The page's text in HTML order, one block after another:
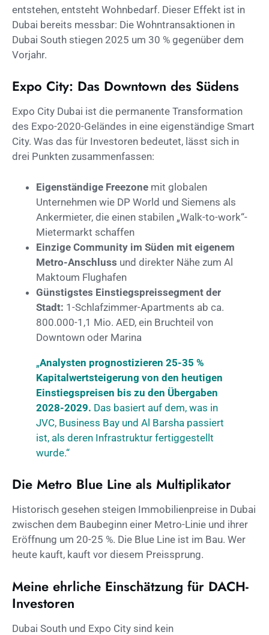
entstehen, entsteht Wohnbedarf. Dieser Effekt ist in
Dubai bereits messbar: Die Wohntransaktionen in
Dubai South stiegen 2025 um 30 % gegenüber dem
Vorjahr.
Expo City: Das Downtown des Südens
Expo City Dubai ist die permanente Transformation
des Expo-2020-Geländes in eine eigenständige Smart
City. Was das für Investoren bedeutet, lässt sich in
drei Punkten zusammenfassen:
Eigenständige Freezone mit globalen
Unternehmen wie DP World und Siemens als
Ankermieter, die einen stabilen „Walk-to-work“-
Mietermarkt schaffen
Einzige Community im Süden mit eigenem
Metro-Anschluss und direkter Nähe zum Al
Maktoum Flughafen
Günstigstes Einstiegspreissegment der
Stadt: 1-Schlafzimmer-Apartments ab ca.
800.000-1,1 Mio. AED, ein Bruchteil von
Downtown oder Marina
„Analysten prognostizieren 25-35 %
Kapitalwertsteigerung von den heutigen
Einstiegspreisen bis zu den Übergaben
2028-2029. Das basiert auf dem, was in
JVC, Business Bay und Al Barsha passiert
ist, als deren Infrastruktur fertiggestellt
wurde.“
Die Metro Blue Line als Multiplikator
Historisch gesehen steigen Immobilienpreise in Dubai
zwischen dem Baubeginn einer Metro-Linie und ihrer
Eröffnung um 20-25 %. Die Blue Line ist im Bau. Wer
heute kauft, kauft vor diesem Preissprung.
Meine ehrliche Einschätzung für DACH-
Investoren
Dubai South und Expo City sind kein